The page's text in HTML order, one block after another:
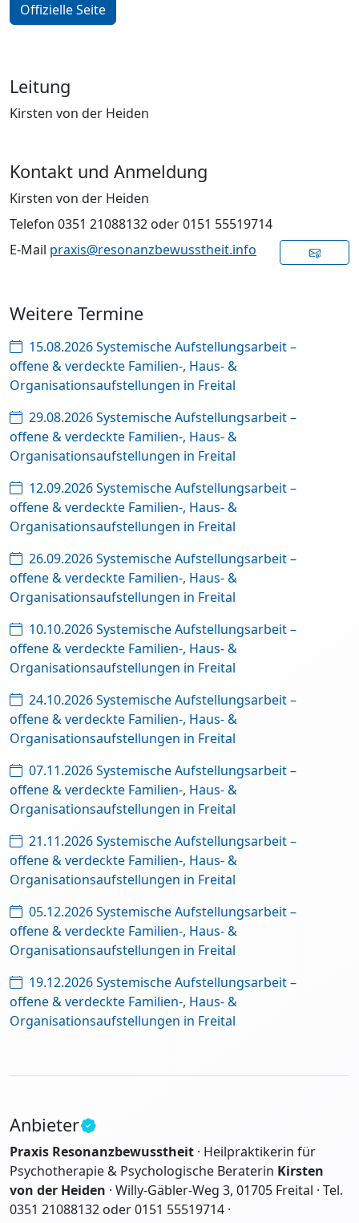
Offizielle Seite
Leitung
Kirsten von der Heiden
Kontakt und Anmeldung
Kirsten von der Heiden
Telefon 0351 21088132 oder 0151 55519714
E-Mail praxis@resonanzbewusstheit.info
Weitere Termine
15.08.2026 Systemische Aufstellungsarbeit –
offene & verdeckte Familien-, Haus- &
Organisationsaufstellungen in Freital
29.08.2026 Systemische Aufstellungsarbeit –
offene & verdeckte Familien-, Haus- &
Organisationsaufstellungen in Freital
12.09.2026 Systemische Aufstellungsarbeit –
offene & verdeckte Familien-, Haus- &
Organisationsaufstellungen in Freital
26.09.2026 Systemische Aufstellungsarbeit –
offene & verdeckte Familien-, Haus- &
Organisationsaufstellungen in Freital
10.10.2026 Systemische Aufstellungsarbeit –
offene & verdeckte Familien-, Haus- &
Organisationsaufstellungen in Freital
24.10.2026 Systemische Aufstellungsarbeit –
offene & verdeckte Familien-, Haus- &
Organisationsaufstellungen in Freital
07.11.2026 Systemische Aufstellungsarbeit –
offene & verdeckte Familien-, Haus- &
Organisationsaufstellungen in Freital
21.11.2026 Systemische Aufstellungsarbeit –
offene & verdeckte Familien-, Haus- &
Organisationsaufstellungen in Freital
05.12.2026 Systemische Aufstellungsarbeit –
offene & verdeckte Familien-, Haus- &
Organisationsaufstellungen in Freital
19.12.2026 Systemische Aufstellungsarbeit –
offene & verdeckte Familien-, Haus- &
Organisationsaufstellungen in Freital
Anbieter
Praxis Resonanzbewusstheit · Heilpraktikerin für
Psychotherapie & Psychologische Beraterin Kirsten
von der Heiden · Willy-Gäbler-Weg 3, 01705 Freital · Tel.
0351 21088132 oder 0151 55519714 ·